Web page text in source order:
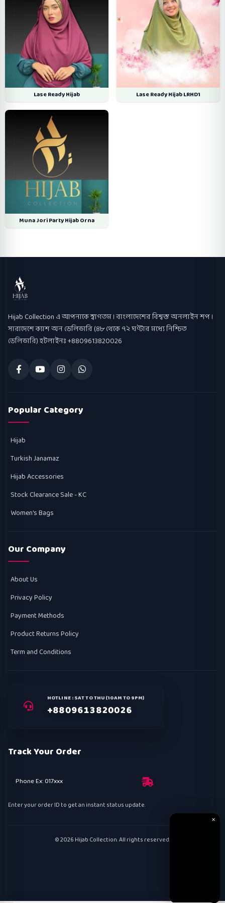
✕
Lase Ready Hijab Lase Ready Hijab LRHD1
Muna Jori Party Hijab Orna
Hijab Collection
Hijab Collection এ আপনাকে স্বাগতম । বাংলাদেশের বিশ্বস্ত অনলাইন শপ ।
সারাদেশে ক্যাশ অন ডেলিভারি (৪৮ থেকে ৭২ ঘণ্টার মধ্যে নিশ্চিত
ডেলিভারি) হটলাইনঃ +8809613820026
Popular Category
Hijab
Turkish Janamaz
Hijab Accessories
Stock Clearance Sale - KC
Women's Bags
Our Company
About Us
Privacy Policy
Payment Methods
Product Returns Policy
Term and Conditions
HOTLINE : SAT TO THU (10AM TO 9PM)
+8809613820026
Track Your Order
Enter your order ID to get an instant status update.
© 2026 Hijab Collection. All rights reserved.